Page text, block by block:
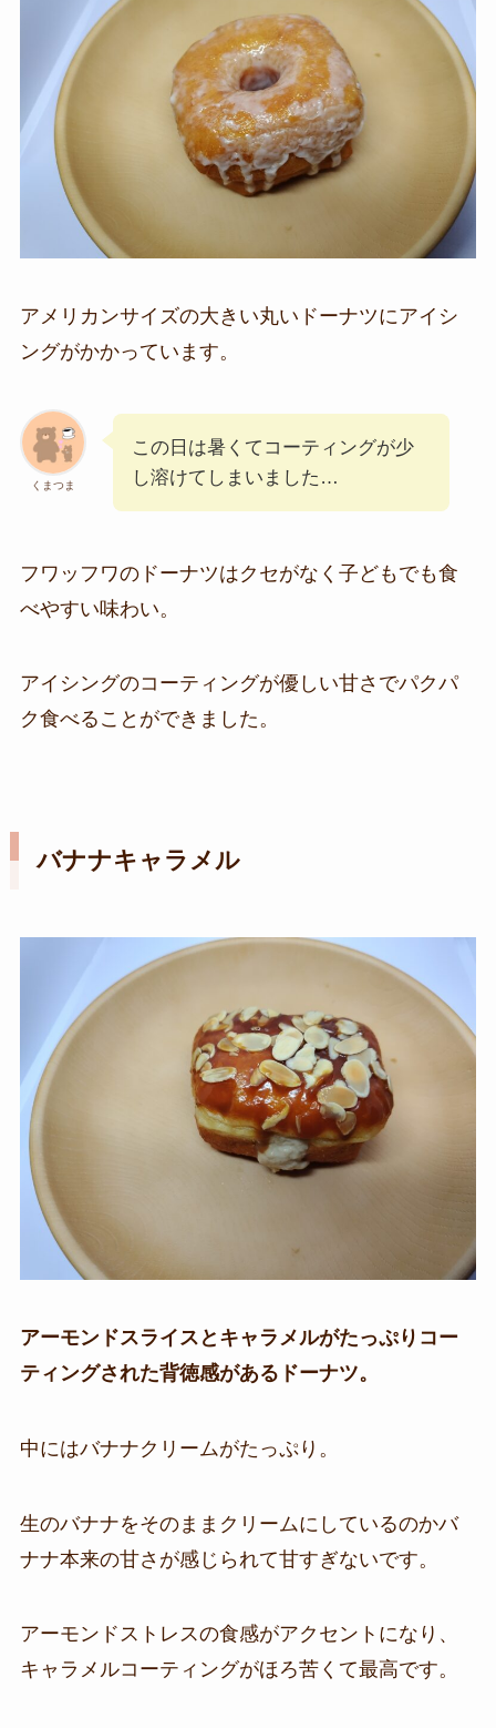
アメリカンサイズの大きい丸いドーナツにアイシ
ングがかかっています。
くまつま
この日は暑くてコーティングが少
し溶けてしまいました…
フワッフワのドーナツはクセがなく子どもでも食
べやすい味わい。
アイシングのコーティングが優しい甘さでパクパ
ク食べることができました。
バナナキャラメル
アーモンドスライスとキャラメルがたっぷりコー
ティングされた背徳感があるドーナツ。
中にはバナナクリームがたっぷり。
生のバナナをそのままクリームにしているのかバ
ナナ本来の甘さが感じられて甘すぎないです。
アーモンドストレスの食感がアクセントになり、
キャラメルコーティングがほろ苦くて最高です。